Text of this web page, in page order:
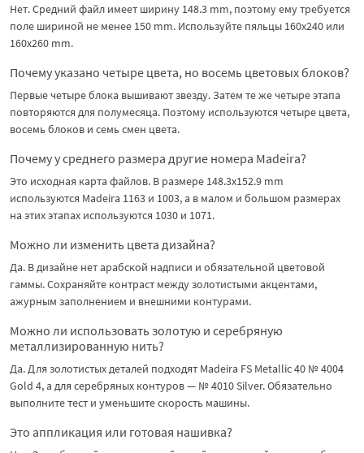
Нет. Средний файл имеет ширину 148.3 mm, поэтому ему требуется
поле шириной не менее 150 mm. Используйте пяльцы 160x240 или
160x260 mm.
Почему указано четыре цвета, но восемь цветовых блоков?
Первые четыре блока вышивают звезду. Затем те же четыре этапа
повторяются для полумесяца. Поэтому используются четыре цвета,
восемь блоков и семь смен цвета.
Почему у среднего размера другие номера Madeira?
Это исходная карта файлов. В размере 148.3x152.9 mm
используются Madeira 1163 и 1003, а в малом и большом размерах
на этих этапах используются 1030 и 1071.
Можно ли изменить цвета дизайна?
Да. В дизайне нет арабской надписи и обязательной цветовой
гаммы. Сохраняйте контраст между золотистыми акцентами,
ажурным заполнением и внешними контурами.
Можно ли использовать золотую и серебряную
металлизированную нить?
Да. Для золотистых деталей подходят Madeira FS Metallic 40 № 4004
Gold 4, а для серебряных контуров — № 4010 Silver. Обязательно
выполните тест и уменьшите скорость машины.
Это аппликация или готовая нашивка?